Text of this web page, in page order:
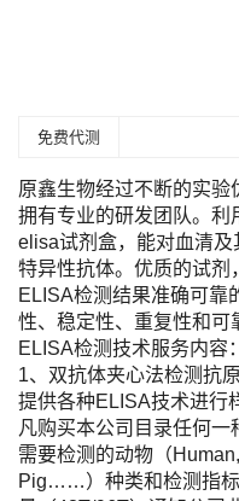
免费代测
原鑫生物经过不断的实验
拥有专业的研发团队。利
elisa试剂盒，能对血清及
特异性抗体。优质的试剂
ELISA检测结果准确可靠
性、稳定性、重复性和可
ELISA检测技术服务内容：
1、双抗体夹心法检测抗
提供各种ELISA技术进行
凡购买本公司目录任何一
需要检测的动物（
Pig……）种类和检测指